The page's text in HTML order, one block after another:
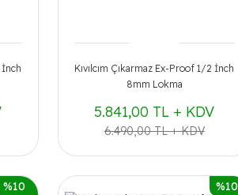
İnch
Kıvılcım Çıkarmaz Ex-Proof 1/2 İnch
8mm Lokma
5.841,00 TL + KDV
6.490,00 TL + KDV
%10 %10